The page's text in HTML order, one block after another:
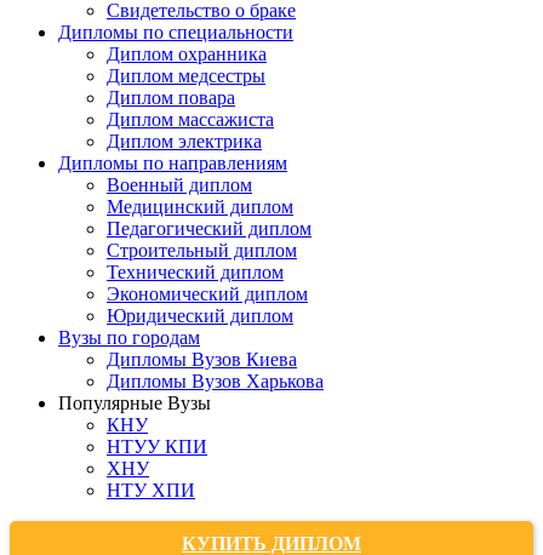
Свидетельство о браке
Дипломы по специальности
Диплом охранника
Диплом медсестры
Диплом повара
Диплом массажиста
Диплом электрика
Дипломы по направлениям
Военный диплом
Медицинский диплом
Педагогический диплом
Строительный диплом
Технический диплом
Экономический диплом
Юридический диплом
Вузы по городам
Дипломы Вузов Киева
Дипломы Вузов Харькова
Популярные Вузы
КНУ
НТУУ КПИ
ХНУ
НТУ ХПИ
КУПИТЬ ДИПЛОМ